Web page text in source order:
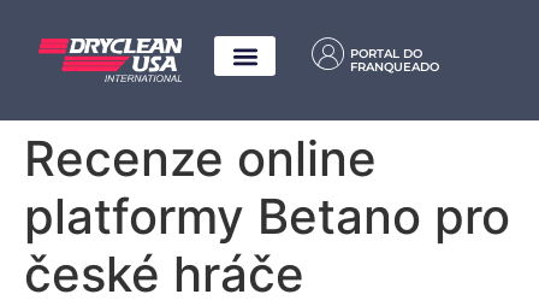
PORTAL DO
FRANQUEADO
Recenze online
platformy Betano pro
české hráče